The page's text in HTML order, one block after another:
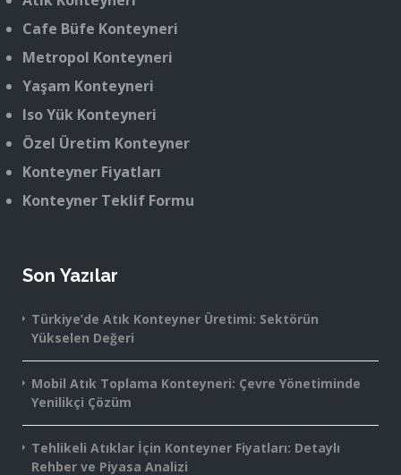
Cafe Büfe Konteyneri
Metropol Konteyneri
Yaşam Konteyneri
Iso Yük Konteyneri
Özel Üretim Konteyner
Konteyner Fiyatları
Konteyner Teklif Formu
Son Yazılar
Türkiye’de Atık Konteyner Üretimi: Sektörün
Yükselen Değeri
Mobil Atık Toplama Konteyneri: Çevre Yönetiminde
Yenilikçi Çözüm
Tehlikeli Atıklar İçin Konteyner Fiyatları: Detaylı
Rehber ve Piyasa Analizi